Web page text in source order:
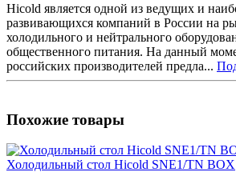
Hicold является одной из ведущих и
развивающихся компаний в России на
холодильного и нейтрального
общественного питания. На данный
российских производителей предла...
Похожие товары
Холодильный стол Hicold SNE1/TN BOX